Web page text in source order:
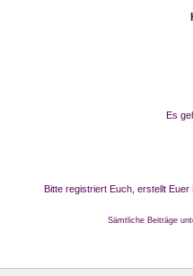
Es
Bitte registriert Euch, erstellt
Sämtliche Beiträge